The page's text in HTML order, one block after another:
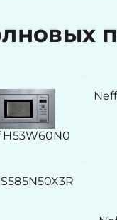
H53W60N0